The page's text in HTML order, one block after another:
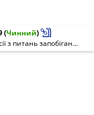
(Чинний)
Про утворення міжвідомчої робочої комісії з питань запобігання вчиненню диверсійного та/або терористичного акту в системі централізованого питного водопостачання міста Києва